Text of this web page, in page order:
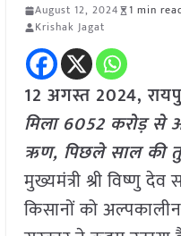
August 12, 2024 1 min
Krishak Jagat
12 अगस्त 2024,
मिला 6052 करोड़ से
ऋण, पिछले साल की
मुख्यमंत्री श्री विष्णु
किसानों को